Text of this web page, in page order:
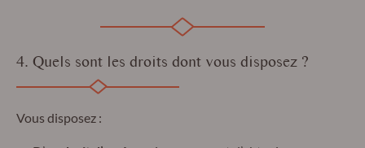
4. Quels sont les droits dont vous disposez ?
Vous disposez :